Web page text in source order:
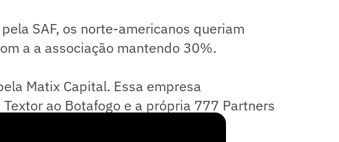
SAF, os norte-americanos queriam
a a associação mantendo 30%.
Matix Capital. Essa empresa
ao Botafogo e a própria 777 Partners